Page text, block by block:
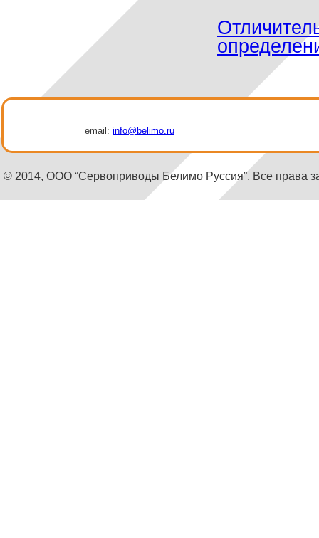
email: info@belimo.ru
© 2014, ООО “Сервоприводы Белимо Руссия”. Все права